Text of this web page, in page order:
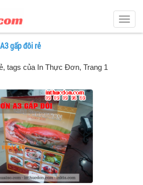
gấp đôi rẻ
tags của In Thực Đơn, Trang 1